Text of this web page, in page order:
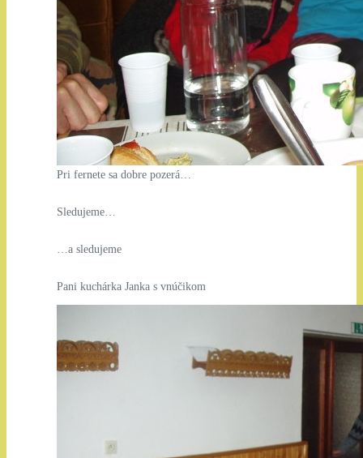
Pri fernete sa dobre pozerá…
Sledujeme…
…a sledujeme
Pani kuchárka Janka s vnúčikom